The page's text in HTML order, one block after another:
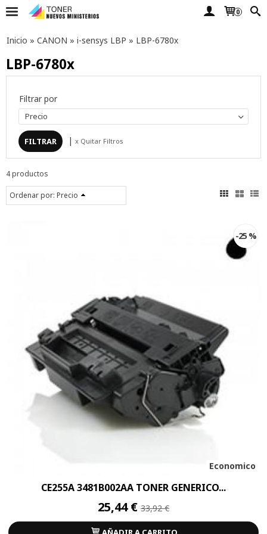
0
Inicio » CANON » i-sensys LBP » LBP-6780x
LBP-6780x
Filtrar por
Precio
| x Quitar Filtros
4 productos
Ordenar por: Precio
Economico
-25 %
CE255A 3481B002AA TONER GENERICO...
25,44 € 33,92 €